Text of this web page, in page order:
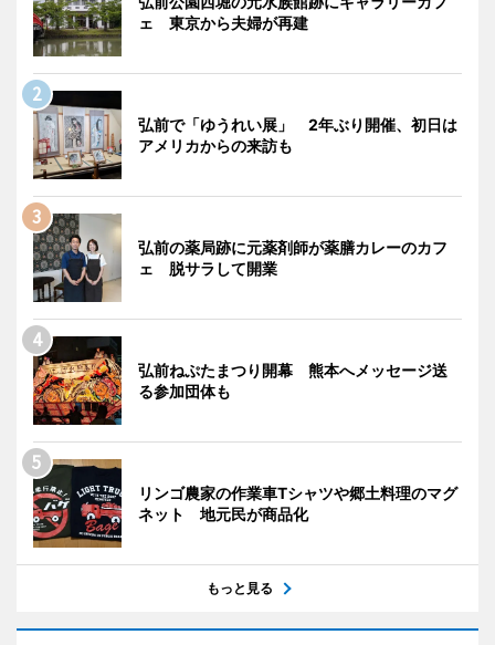
ェ 東京から夫婦が再建
弘前で「ゆうれい展」 2年ぶり開催、初日は
アメリカからの来訪も
弘前の薬局跡に元薬剤師が薬膳カレーのカフ
ェ 脱サラして開業
弘前ねぷたまつり開幕 熊本へメッセージ送
る参加団体も
リンゴ農家の作業車Tシャツや郷土料理のマグ
ネット 地元民が商品化
もっと見る